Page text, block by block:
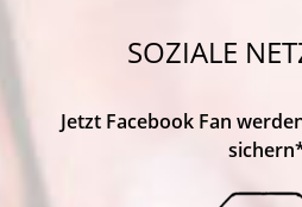
SOZIALE
Jetzt Facebook Fan